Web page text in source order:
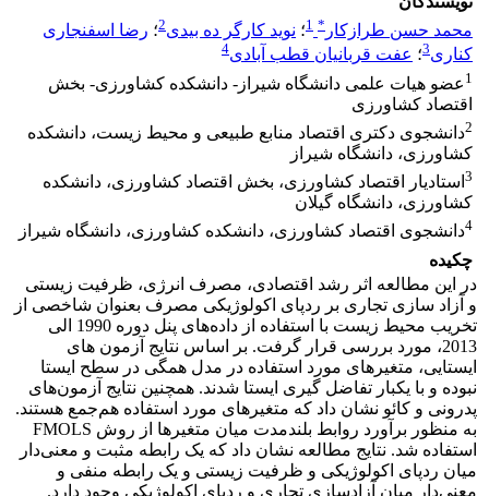
محمد حسن طرازکار *
1؛ نوید کارگر ده بیدی2؛ رضا اسفنجاری
کناری3؛ عفت قربانیان قطب آبادی4
1 عضو هیات علمی دانشگاه شیراز- دانشکده کشاورزی- بخش
اقتصاد کشاورزی
2دانشجوی دکتری اقتصاد منابع طبیعی و محیط زیست، دانشکده
کشاورزی، دانشگاه شیراز
3 استادیار اقتصاد کشاورزی، بخش اقتصاد کشاورزی، دانشکده
کشاورزی، دانشگاه گیلان
4دانشجوی اقتصاد کشاورزی، دانشکده کشاورزی، دانشگاه شیراز
چکیده
در این مطالعه اثر رشد اقتصادی، مصرف انرژی، ظرفیت زیستی
و آزاد سازی تجاری بر ردپای اکولوژیکی مصرف بعنوان شاخصی از
تخریب محیط زیست با استفاده از داده‌های پنل دوره 1990 الی
2013، مورد بررسی قرار گرفت. بر اساس نتایج آزمون های
ایستایی، متغیرهای مورد استفاده در مدل همگی در سطح ایستا
نبوده و با یکبار تفاضل گیری ایستا شدند. همچنین نتایج آزمون‌های
پدرونی و کائو نشان داد که متغیرهای مورد استفاده هم‌جمع هستند.
به منظور برآورد روابط بلندمدت میان متغیرها از روش FMOLS
استفاده شد. نتایج مطالعه نشان داد که یک رابطه مثبت و معنی‌دار
میان ردپای اکولوژیکی و ظرفیت زیستی و یک رابطه منفی و
معنی‌دار میان آزادسازی تجاری و ردپای اکولوژیکی وجود دارد.